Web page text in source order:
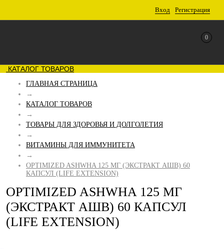
Вход Регистрация
0
КАТАЛОГ ТОВАРОВ
ГЛАВНАЯ СТРАНИЦА
→
КАТАЛОГ ТОВАРОВ
→
ТОВАРЫ ДЛЯ ЗДОРОВЬЯ И ДОЛГОЛЕТИЯ
→
ВИТАМИНЫ ДЛЯ ИММУНИТЕТА
→
OPTIMIZED ASHWHA 125 МГ (ЭКСТРАКТ АШВ) 60
КАПСУЛ (LIFE EXTENSION)
OPTIMIZED ASHWHA 125 МГ
(ЭКСТРАКТ АШВ) 60 КАПСУЛ
(LIFE EXTENSION)